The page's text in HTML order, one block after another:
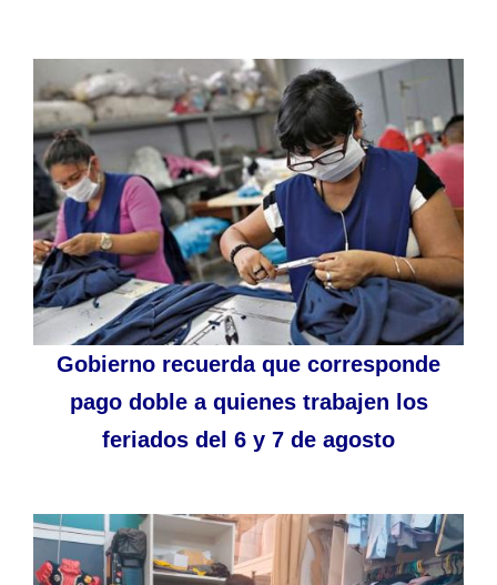
Gobierno recuerda que corresponde
pago doble a quienes trabajen los
feriados del 6 y 7 de agosto